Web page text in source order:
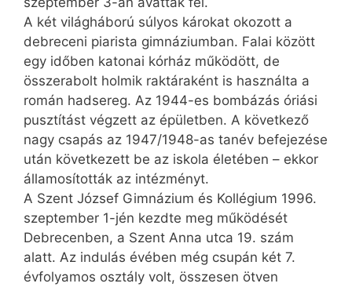
A két világháború súlyos károkat okozott a
debreceni piarista gimnáziumban. Falai között
egy időben katonai kórház működött, de
összerabolt holmik raktáraként is használta a
román hadsereg. Az 1944-es bombázás óriási
pusztítást végzett az épületben. A következő
nagy csapás az 1947/1948-as tanév befejezése
után következett be az iskola életében – ekkor
államosították az intézményt.
A Szent József Gimnázium és Kollégium 1996.
szeptember 1-jén kezdte meg működését
Debrecenben, a Szent Anna utca 19. szám
alatt. Az indulás évében még csupán két 7.
évfolyamos osztály volt, összesen ötven